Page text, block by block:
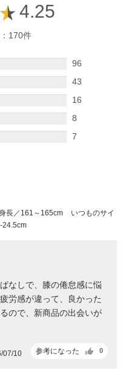
star_rate 4.25
170件
96
43
16
8
7
長／161～165cm
いつものサイ
24.5cm
なしで、膝の倦怠感に悩
労感が違って、良かった
ので、新商品の出会いが
参考になった 0
07/10